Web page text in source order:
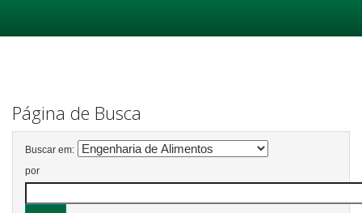
Página de Busca
Buscar em:
por